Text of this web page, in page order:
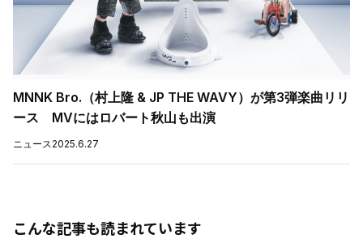
MNNK Bro.（村上隆 & JP THE WAVY）が第3弾楽曲リリ
ース MVにはロバート秋山も出演
ニュース2025.6.27
こんな記事も読まれています